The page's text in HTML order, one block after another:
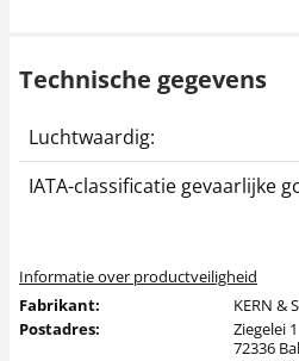
Technische gegevens
Luchtwaardig:
IATA-classificatie gevaarlijke
Informatie over productveiligheid
Fabrikant:
KERN &
Postadres:
Ziegelei 1
72336